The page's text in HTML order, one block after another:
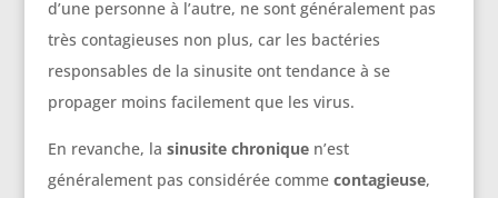
d’une personne à l’autre, ne sont généralement pas
très contagieuses non plus, car les bactéries
responsables de la sinusite ont tendance à se
propager moins facilement que les virus.
En revanche, la sinusite chroniquen’est
généralement pas considérée comme contagieuse,